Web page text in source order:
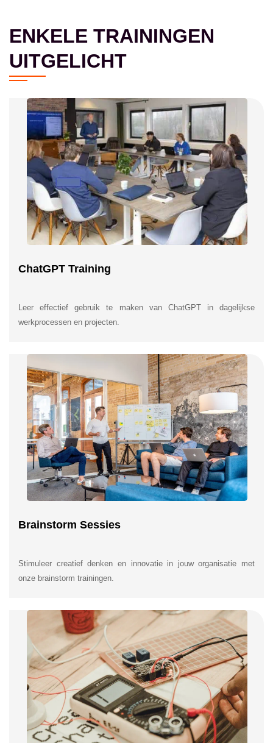
ENKELE TRAININGEN
UITGELICHT
ChatGPT Training
Leer effectief gebruik te maken van ChatGPT in dagelijkse
werkprocessen en projecten.
Brainstorm Sessies
Stimuleer creatief denken en innovatie in jouw organisatie met
onze brainstorm trainingen.